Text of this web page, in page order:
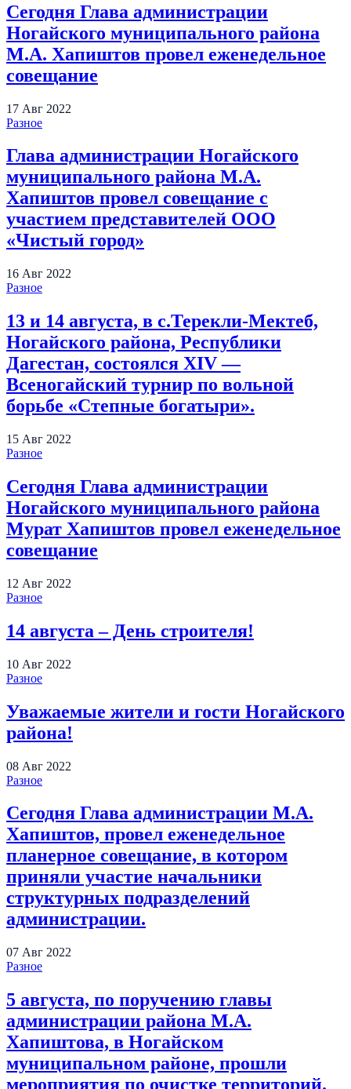
Сегодня Глава администрации
Ногайского муниципального района
М.А. Хапиштов провел еженедельное
совещание
17 Авг 2022
Разное
Глава администрации Ногайского
муниципального района М.А.
Хапиштов провел совещание с
участием представителей ООО
«Чистый город»
16 Авг 2022
Разное
13 и 14 августа, в с.Терекли-Мектеб,
Ногайского района, Республики
Дагестан, состоялся XIV —
Всеногайский турнир по вольной
борьбе «Степные богатыри».
15 Авг 2022
Разное
Сегодня Глава администрации
Ногайского муниципального района
Мурат Хапиштов провел еженедельное
совещание
12 Авг 2022
Разное
14 августа – День строителя!
10 Авг 2022
Разное
Уважаемые жители и гости Ногайского
района!
08 Авг 2022
Разное
Сегодня Глава администрации М.А.
Хапиштов, провел еженедельное
планерное совещание, в котором
приняли участие начальники
структурных подразделений
администрации.
07 Авг 2022
Разное
5 августа, по поручению главы
администрации района М.А.
Хапиштова, в Ногайском
муниципальном районе, прошли
мероприятия по очистке территорий.